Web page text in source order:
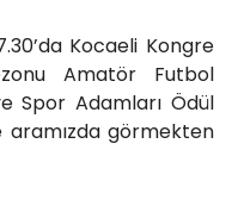
Kocaeli Kongre
Amatör Futbol
Spor Adamları Ödül
aramızda görmekten